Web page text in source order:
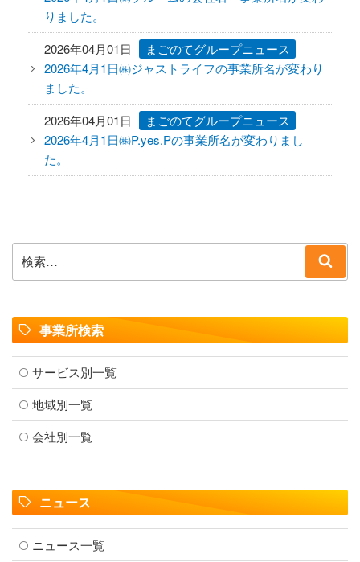
りました。
2026年04月01日
まごのてグループニュース
2026年4月1日㈱ジャストライフの事業所名が変わり
ました。
2026年04月01日
まごのてグループニュース
2026年4月1日㈱P.yes.Pの事業所名が変わりまし
た。
索:
索
事業所検索
サービス別一覧
地域別一覧
会社別一覧
ニュース
ニュース一覧